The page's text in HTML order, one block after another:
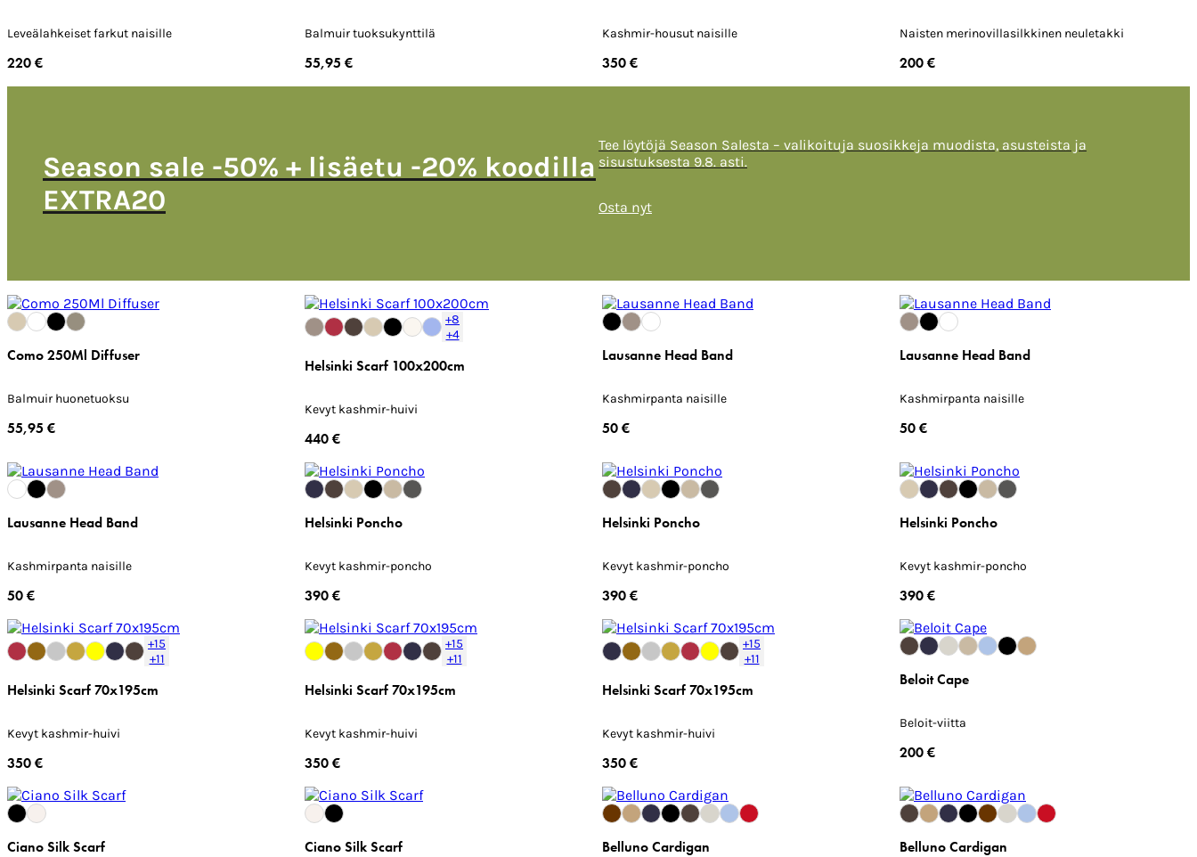
Season sale -50% + lisäetu -20% koodilla
EXTRA20
Tee löytöjä Season Salesta – valikoituja suosikkeja muodista, asusteista ja
sisustuksesta 9.8. asti.
Osta nyt
Leveälahkeiset farkut naisille
220 €
Balmuir tuoksukynttilä
55,95 €
Kashmir-housut naisille
350 €
Naisten merinovillasilkkinen neuletakki
200 €
Como 250Ml Diffuser
Balmuir huonetuoksu
55,95 €
+8
+4
Helsinki Scarf 100x200cm
Kevyt kashmir-huivi
440 €
Lausanne Head Band
Kashmirpanta naisille
50 €
Lausanne Head Band
Kashmirpanta naisille
50 €
Lausanne Head Band
Kashmirpanta naisille
50 €
Helsinki Poncho
Kevyt kashmir-poncho
390 €
Helsinki Poncho
Kevyt kashmir-poncho
390 €
Helsinki Poncho
Kevyt kashmir-poncho
390 €
+15
+11
Helsinki Scarf 70x195cm
Kevyt kashmir-huivi
350 €
+15
+11
Helsinki Scarf 70x195cm
Kevyt kashmir-huivi
350 €
+15
+11
Helsinki Scarf 70x195cm
Kevyt kashmir-huivi
350 €
Beloit Cape
Beloit-viitta
200 €
Ciano Silk Scarf Ciano Silk Scarf Belluno Cardigan Belluno Cardigan